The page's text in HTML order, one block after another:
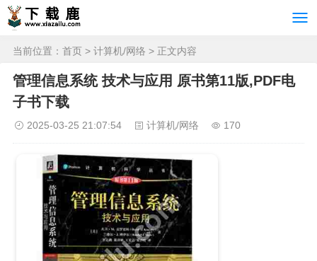
当前位置： 首页 > 计算机/网络 > 正文内容
管理信息系统 技术与应用 原书第11版,PDF电
子书下载
2025-03-25 21:07:54 计算机/网络 170